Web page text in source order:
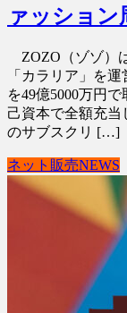
ァッション
ZOZO（ゾゾ）
「カラリア」を
を49億5000万円
己資本で全額充
のサブスクリ […]
ネット販売NEWS